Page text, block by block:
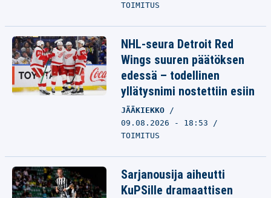
TOIMITUS
NHL-seura Detroit Red
Wings suuren päätöksen
edessä – todellinen
yllätysnimi nostettiin esiin
JÄÄKIEKKO
09.08.2026 - 18:53
TOIMITUS
Sarjanousija aiheutti
KuPSille dramaattisen